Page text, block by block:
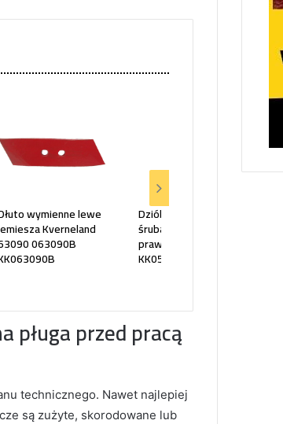
wymienne lewe
Kverneland
063090B
Dziób wymienny ze
śrubami KVERNELAND
prawy 053090
KK053090
pługa przed pracą
technicznego. Nawet najlepiej
są zużyte, skorodowane lub